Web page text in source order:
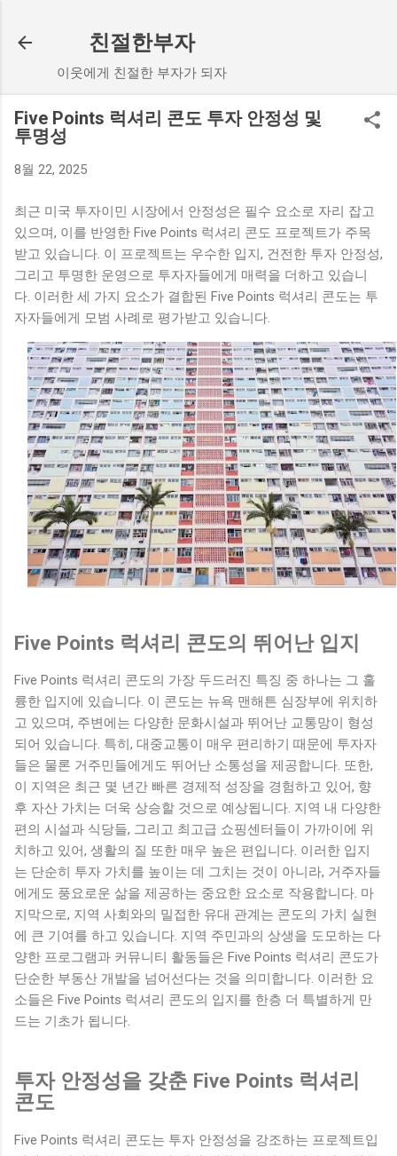
친절한부자
이웃에게 친절한 부자가 되자
Five Points 럭셔리 콘도 투자 안정성 및
투명성
8월 22, 2025
최근 미국 투자이민 시장에서 안정성은 필수 요소로 자리 잡고
있으며, 이를 반영한 Five Points 럭셔리 콘도 프로젝트가 주목
받고 있습니다. 이 프로젝트는 우수한 입지, 건전한 투자 안정성,
그리고 투명한 운영으로 투자자들에게 매력을 더하고 있습니
다. 이러한 세 가지 요소가 결합된 Five Points 럭셔리 콘도는 투
자자들에게 모범 사례로 평가받고 있습니다.
Five Points 럭셔리 콘도의 뛰어난 입지
Five Points 럭셔리 콘도의 가장 두드러진 특징 중 하나는 그 훌
륭한 입지에 있습니다. 이 콘도는 뉴욕 맨해튼 심장부에 위치하
고 있으며, 주변에는 다양한 문화시설과 뛰어난 교통망이 형성
되어 있습니다. 특히, 대중교통이 매우 편리하기 때문에 투자자
들은 물론 거주민들에게도 뛰어난 소통성을 제공합니다. 또한,
이 지역은 최근 몇 년간 빠른 경제적 성장을 경험하고 있어, 향
후 자산 가치는 더욱 상승할 것으로 예상됩니다. 지역 내 다양한
편의 시설과 식당들, 그리고 최고급 쇼핑센터들이 가까이에 위
치하고 있어, 생활의 질 또한 매우 높은 편입니다. 이러한 입지
는 단순히 투자 가치를 높이는 데 그치는 것이 아니라, 거주자들
에게도 풍요로운 삶을 제공하는 중요한 요소로 작용합니다. 마
지막으로, 지역 사회와의 밀접한 유대 관계는 콘도의 가치 실현
에 큰 기여를 하고 있습니다. 지역 주민과의 상생을 도모하는 다
양한 프로그램과 커뮤니티 활동들은 Five Points 럭셔리 콘도가
단순한 부동산 개발을 넘어선다는 것을 의미합니다. 이러한 요
소들은 Five Points 럭셔리 콘도의 입지를 한층 더 특별하게 만
드는 기초가 됩니다.
투자 안정성을 갖춘 Five Points 럭셔리
콘도
Five Points 럭셔리 콘도는 투자 안정성을 강조하는 프로젝트입